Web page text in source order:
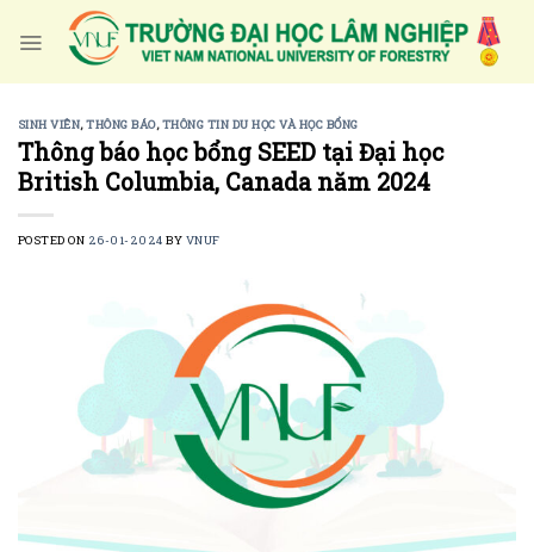
SINH VIÊN,THÔNG BÁO,THÔNG TIN DU HỌC VÀ HỌC BỔNG
Thông báo học bổng SEED tại Đại học
British Columbia, Canada năm 2024
POSTED ON 26-01-2024 BY VNUF